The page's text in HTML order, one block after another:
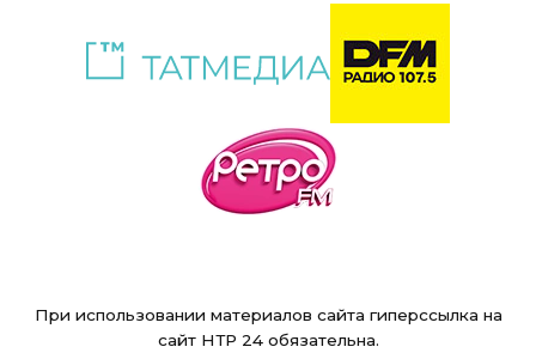
При использовании материалов сайта гиперссылка на
сайт НТР 24 обязательна.